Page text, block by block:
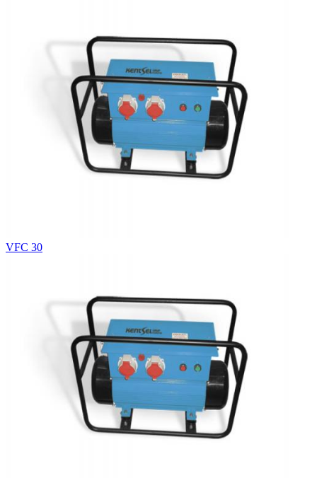
VFC 30